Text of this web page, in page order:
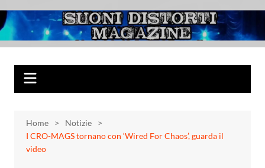
al
contenuto
Suoni Distorti
Magazine
Musica Rock, Metal, Punk e varie sonorità alternative
Home
Notizie
I CRO-MAGS tornano con ‘Wired For Chaos’, guarda il
video